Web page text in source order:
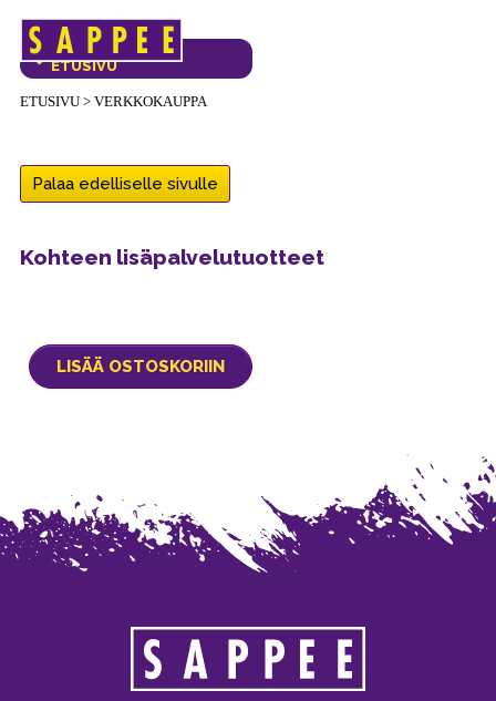
Päävalikko
ETUSIVU> VERKKOKAUPPA
VERKKOKAUPAN
ETUSIVU
Palaa edelliselle sivulle
Kohteen lisäpalvelutuotteet